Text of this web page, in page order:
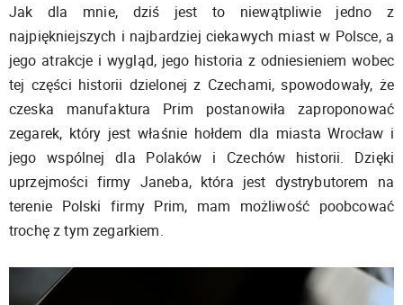
Jak dla mnie, dziś jest to niewątpliwie jedno z
najpiękniejszych i najbardziej ciekawych miast w Polsce, a
jego atrakcje i wygląd, jego historia z odniesieniem wobec
tej części historii dzielonej z Czechami, spowodowały, że
czeska manufaktura Prim postanowiła zaproponować
zegarek, który jest właśnie hołdem dla miasta Wrocław i
jego wspólnej dla Polaków i Czechów historii. Dzięki
uprzejmości firmy Janeba, która jest dystrybutorem na
terenie Polski firmy Prim, mam możliwość poobcować
trochę z tym zegarkiem.